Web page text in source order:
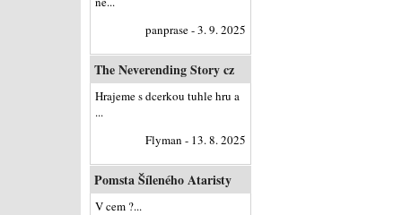
panprase - 3. 9. 2025
The Neverending Story cz
Hrajeme s dcerkou tuhle hru a
...
Flyman - 13. 8. 2025
Pomsta Šíleného Ataristy
V cem ?...